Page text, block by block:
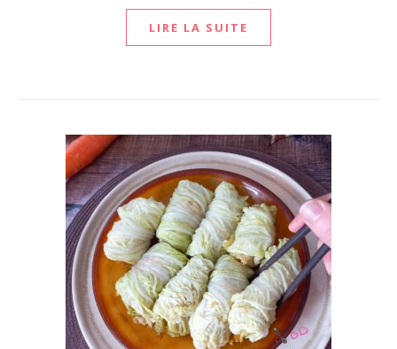
LIRE LA SUITE